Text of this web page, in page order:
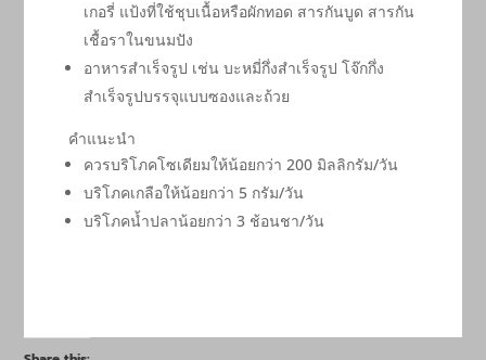
เกอรี่ แป้งที่ใช้ชุบเนื้อหรือผักทอด สารกันบูด สารกัน
เชื้อราในขนมปัง
อาหารสำเร็จรูป เช่น บะหมี่กึ่งสำเร็จรูป โจ๊กกึ่ง
สำเร็จรูปบรรจุแบบซองและถ้วย
คำแนะนำ
ควรบริโภคโซเดียมให้น้อยกว่า 200 มิลลิกรัม/วัน
บริโภคเกลือให้น้อยกว่า 5 กรัม/วัน
บริโภคน้ำปลาน้อยกว่า 3 ช้อนชา/วัน